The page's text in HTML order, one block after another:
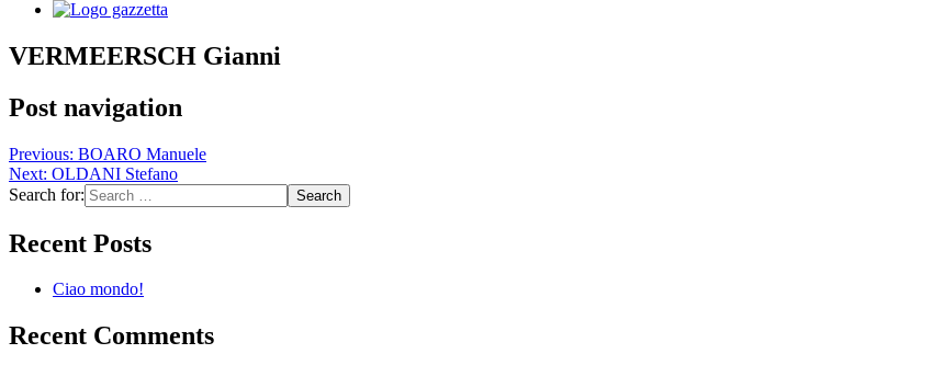
VERMEERSCH Gianni
Post navigation
Previous: BOARO Manuele
Next: OLDANI Stefano
Search for:
Recent Posts
Ciao mondo!
Recent Comments